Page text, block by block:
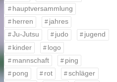
hauptversammlung
herren
jahres
Ju-Jutsu
judo
jugend
kinder
logo
mannschaft
ping
pong
rot
schläger